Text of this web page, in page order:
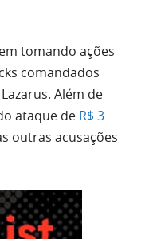
tomando ações
comandados
Além de
ataque de R$ 3
outras acusações